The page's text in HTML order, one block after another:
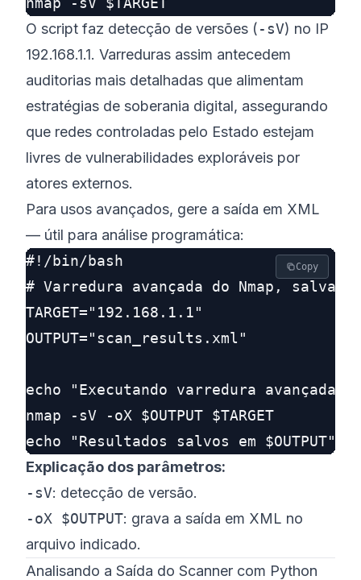
O script faz detecção de versões (-sV) no IP
192.168.1.1. Varreduras assim antecedem
auditorias mais detalhadas que alimentam
estratégias de soberania digital, assegurando
que redes controladas pelo Estado estejam
livres de vulnerabilidades exploráveis por
atores externos.
Para usos avançados, gere a saída em XML
— útil para análise programática:
#!/bin/bash
# Varredura avançada do Nmap,
TARGET="192.168.1.1"
OUTPUT="scan_results.xml"
echo "Executando varredura avançada
nmap -sV -oX $OUTPUT $TARGET
Copy
Explicação dos parâmetros:
-sV: detecção de versão.
-oX $OUTPUT: grava a saída em XML no
arquivo indicado.
Analisando a Saída do Scanner com Python